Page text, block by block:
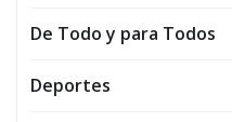
De Todo y para Todos
Deportes